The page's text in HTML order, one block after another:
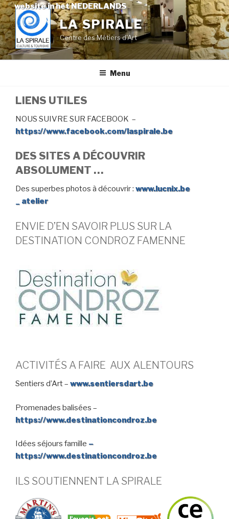
website in het NEDERLANDS
Skip
to
content
LA SPIRALE
Centre des Métiers d'Art
Menu
LIENS UTILES
NOUS SUIVRE SUR FACEBOOK –
https://www.facebook.com/laspirale.be
DES SITES A DÉCOUVRIR
ABSOLUMENT …
Des superbes photos à découvrir : www.lucnix.be
atelier
ENVIE D’EN SAVOIR PLUS SUR LA
DESTINATION CONDROZ FAMENNE
ACTIVITÉS A FAIRE AUX ALENTOURS
Sentiers d’Art – www.sentiersdart.be
Promenades balisées –
https://www.destinationcondroz.be
Idées séjours famille –
https://www.destinationcondroz.be
ILS SOUTIENNENT LA SPIRALE